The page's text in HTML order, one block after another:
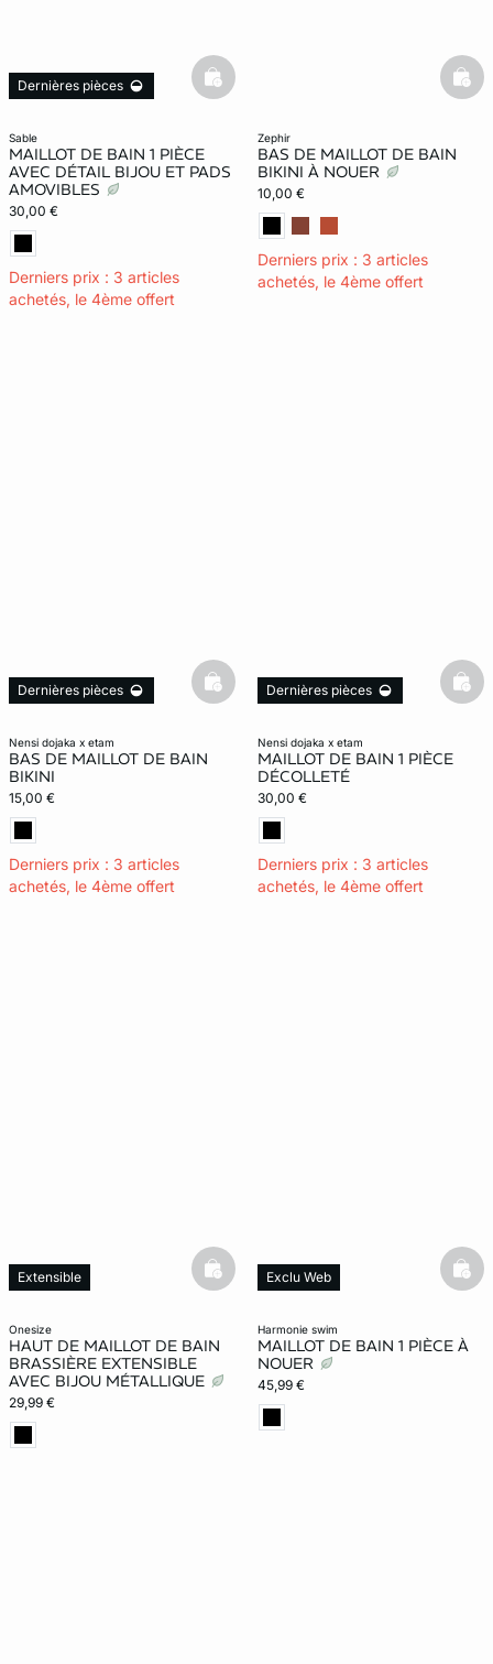
sable
MAILLOT DE BAIN 1 PIÈCE
AVEC DÉTAIL BIJOU ET PADS
AMOVIBLES
30,00 €
Derniers prix : 3 articles
achetés, le 4ème offert
Dernières pièces basketfull
zephir
BAS DE MAILLOT DE BAIN
BIKINI À NOUER
10,00 €
Derniers prix : 3 articles
achetés, le 4ème offert
nensi dojaka x etam
BAS DE MAILLOT DE BAIN
BIKINI
15,00 €
Derniers prix : 3 articles
achetés, le 4ème offert
Dernières pièces basketfull
nensi dojaka x etam
MAILLOT DE BAIN 1 PIÈCE
DÉCOLLETÉ
30,00 €
Derniers prix : 3 articles
achetés, le 4ème offert
Dernières pièces
onesize
HAUT DE MAILLOT DE BAIN
BRASSIÈRE EXTENSIBLE
AVEC BIJOU MÉTALLIQUE
29,99 €
Extensible basketfull
harmonie swim
MAILLOT DE BAIN 1 PIÈCE À
NOUER
45,99 €
Exclu Web